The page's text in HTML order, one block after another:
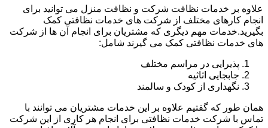
علاوه بر خدمات نظافت شرکت و نظافت منزل می توانید برای
انجام کارهای مختلف از شرکت های خدمات نظافتی کمک
بگیرید.خدمات مهم دیگری که مشتریان برای انجام آن ها از شرکت
های خدمات نظافتی کمک می گیرند شامل:
پذیرایی در مراسم مختلف
جابجایی اثاثیه
نگهداری از کودک و سالمند
همان طور که گفتیم علاوه بر این خدمات مشتریان می توانند با
تماس با شرکت خدمات نظافتی برای انجام هر کاری از این شرکت